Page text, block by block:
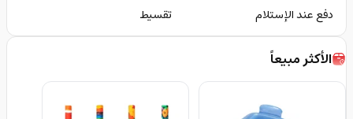
دفع عند الإستلام
تقسيط
الأكثر مبيعاً